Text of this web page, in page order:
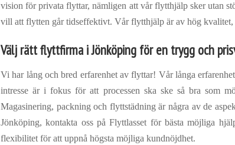
vision för privata flyttar, nämligen att vår flytthjälp sker utan
vill att flytten går tidseffektivt. Vår flytthjälp är av hög kvalitet,
Välj rätt flyttfirma i Jönköping för en trygg och
Vi har lång och bred erfarenhet av flyttar! Vår långa
intresse är i fokus för att processen ska ske så bra som
Magasinering, packning och flyttstädning är några av de
Jönköping, kontakta oss på Flyttlasset för bästa möjliga
flexibilitet för att uppnå högsta möjliga kundnöjdhet.